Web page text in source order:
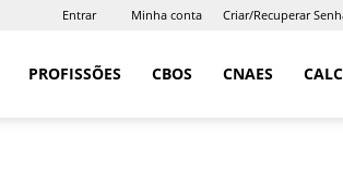
Entrar Minha conta Criar/Recuperar
PROFISSÕES CBOS CNAES